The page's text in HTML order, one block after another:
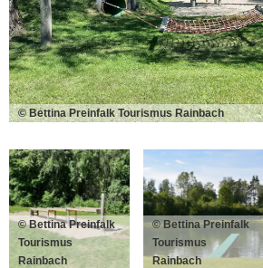
© Bettina Preinfalk Tourismus Rainbach
© Bettina Preinfalk
Tourismus
Rainbach
© Bettina Preinfalk
Tourismus
Rainbach